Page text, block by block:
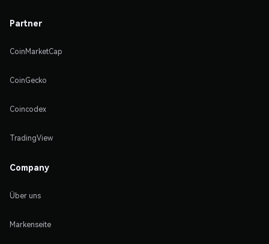
Partner
CoinMarketCap
CoinGecko
Coincodex
TradingView
Company
Über uns
Markenseite